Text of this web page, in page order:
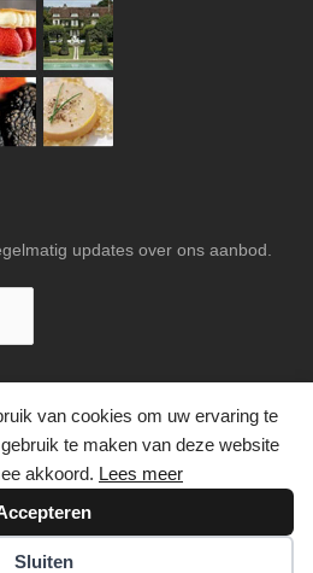
van cookies om uw ervaring te
te maken van deze website
akkoord. Lees meer
Sluiten
updates over ons aanbod.